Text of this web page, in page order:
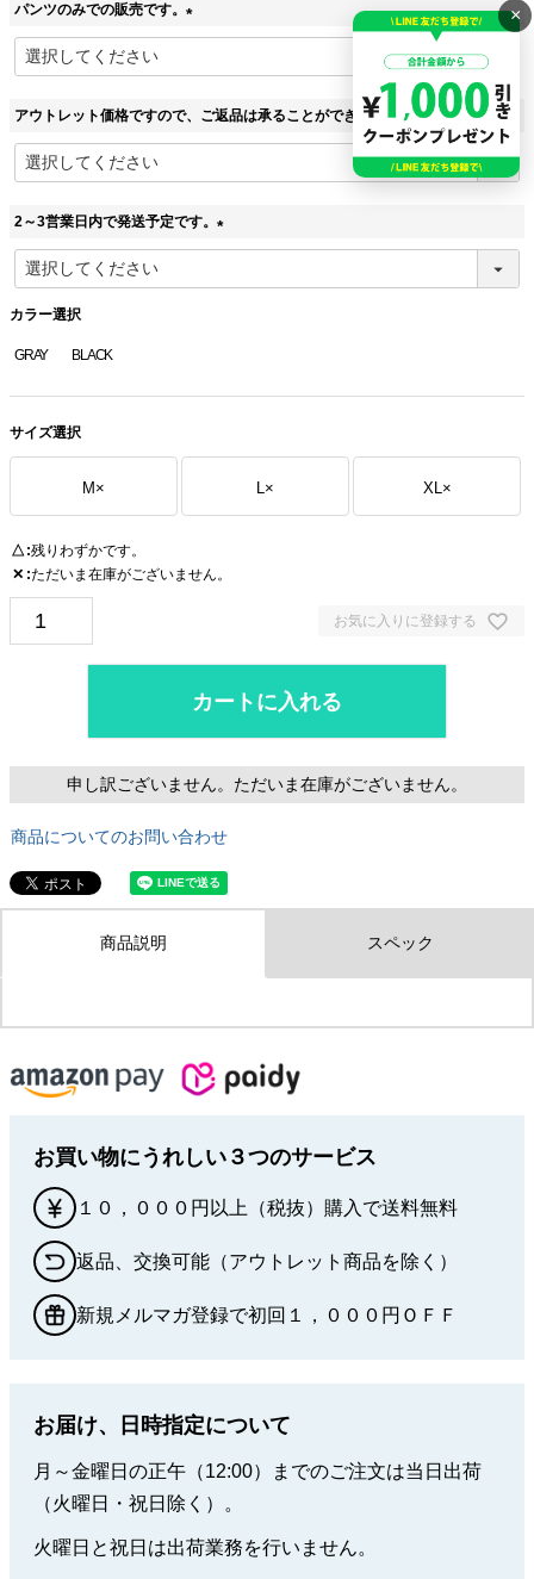
パンツのみでの販売です。
(
)
アウトレット価格ですので、ご返品は承ることができません。
(
必
2～3営業日内で発送予定です。
(
カラー選択
GRAY BLACK
サイズ選択
M × × XL ×
△ 残りわずかです。
✕ ただいま在庫がございません。
お気に入りに登録する
カートに入れる
申し訳ございません。ただいま在庫がございません。
商品についてのお問い合わせ
商品説明 スペック
お買い物にうれしい３つのサービス
１０，０００円以上（税抜）購入で送料無料
返品、交換可能（アウトレット商品を除く）
新規メルマガ登録で初回１，０００円ＯＦＦ
お届け、日時指定について
月～金曜日の正午（12:00）までのご注文は当日出荷
（火曜日・祝日除く）。
火曜日と祝日は出荷業務を行いません。
×